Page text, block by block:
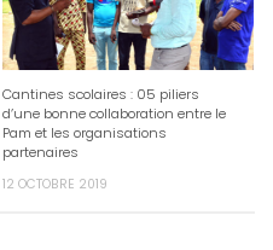
Cantines scolaires : 05 piliers
d’une bonne collaboration entre le
Pam et les organisations
partenaires
12 OCTOBRE 2019